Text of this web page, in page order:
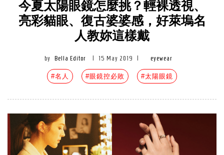
今夏太陽眼鏡怎麼挑？輕裸透視、
亮彩貓眼、復古婆婆感，好萊塢名
人教妳這樣戴
by Bella Editor 15 May 2019 eyewear
#名人 #眼鏡控必敗 #太陽眼鏡